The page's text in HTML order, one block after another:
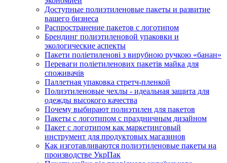
Доступные полиэтиленовые пакеты и развитие
вашего бизнеса
Распространение пакетов с логотипом
Брендинг полиэтиленовой упаковки и
экологические аспекты
Пакети поліетиленові з вирубною ручкою «банан»
Переваги поліетиленових пакетів майка для
споживачів
Паллетная упаковка стретч-пленкой
Полиэтиленовые чехлы - идеальная защита для
одежды высокого качества
Почему выбирают полиэтилен для пакетов
Пакеты с логотипом с праздничным дизайном
Пакет с логотипом как маркетинговый
инструмент для продуктовых магазинов
Как изготавливаются полиэтиленовые пакеты на
производстве УкрПак